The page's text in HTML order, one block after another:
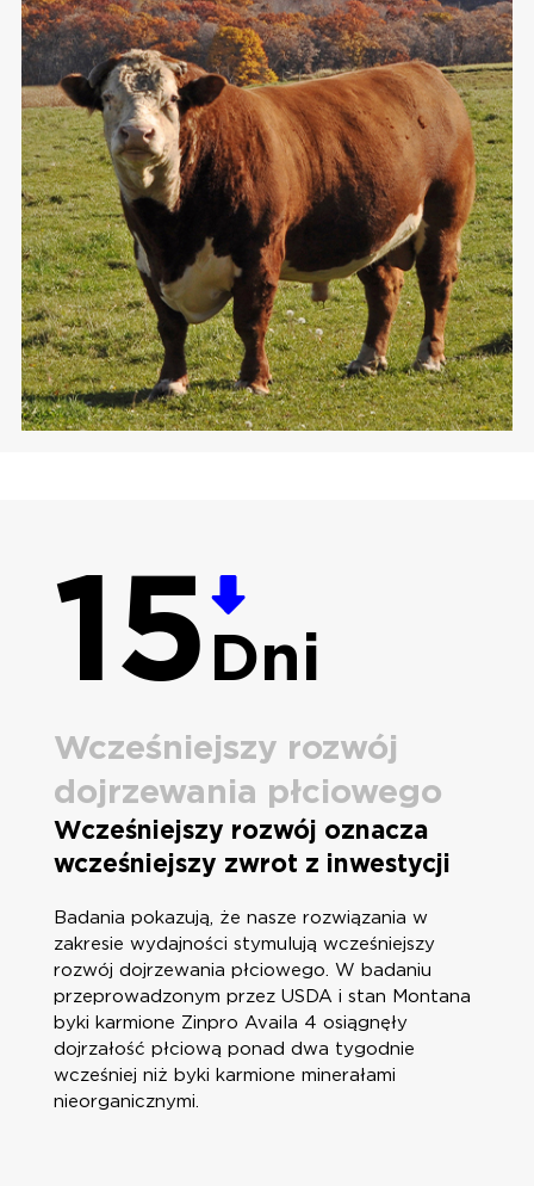
15Dni
Wcześniejszy rozwój
dojrzewania płciowego
Wcześniejszy rozwój oznacza
wcześniejszy zwrot z inwestycji
Badania pokazują, że nasze rozwiązania w
zakresie wydajności stymulują wcześniejszy
rozwój dojrzewania płciowego. W badaniu
przeprowadzonym przez USDA i stan Montana
byki karmione Zinpro Availa 4 osiągnęły
dojrzałość płciową ponad dwa tygodnie
wcześniej niż byki karmione minerałami
nieorganicznymi.